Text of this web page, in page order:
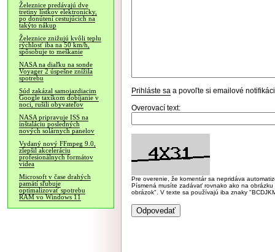
Železnice predávajú dve
tretiny lístkov elektronicky,
po donútení cestujúcich na
takýto nákup
Železnice znižujú kvôli teplu
rýchlosť iba na 50 km/h,
spôsobuje to meškanie
NASA na diaľku na sonde
Voyager 2 úspešne znížila
spotrebu
Súd zakázal samojazdiacim
Google taxíkom dobíjanie v
noci, rušili obyvateľov
NASA pripravuje ISS na
inštaláciu posledných
nových solárnych panelov
Vydaný nový FFmpeg 9.0,
zlepšil akceleráciu
profesionálnych formátov
videa
Microsoft v čase drahých
pamätí sľubuje
optimalizovať spotrebu
RAM vo Windows 11
Prihláste sa a povoľte si emailové
Overovací text:
Pre overenie, že komentár sa nepridáva
Písmená musíte zadávať rovnako ako na
obrázok". V texte sa používajú iba znaky